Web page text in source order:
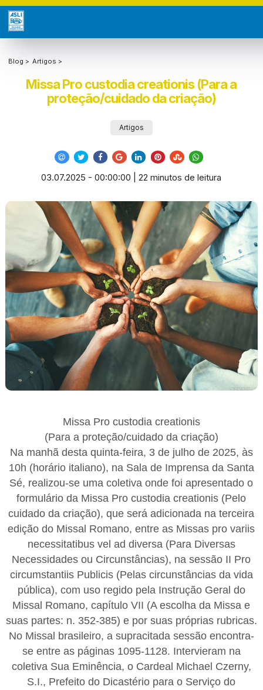
Blog > Artigos >
Missa Pro custodia creationis (Para a
proteção/cuidado da criação)
Artigos
03.07.2025 - 00:00:00 | 22 minutos de leitura
Missa Pro custodia creationis
(Para a proteção/cuidado da criação)
Na manhã desta quinta-feira, 3 de julho de 2025, às
10h (horário italiano), na Sala de Imprensa da Santa
Sé, realizou-se uma coletiva onde foi apresentado o
formulário da Missa Pro custodia creationis (Pelo
cuidado da criação), que será adicionada na terceira
edição do Missal Romano, entre as Missas pro variis
necessitatibus vel ad diversa (Para Diversas
Necessidades ou Circunstâncias), na sessão II Pro
circumstantiis Publicis (Pelas circunstâncias da vida
pública), com uso regido pela Instrução Geral do
Missal Romano, capítulo VII (A escolha da Missa e
suas partes: n. 352-385) e por suas próprias rubricas.
No Missal brasileiro, a supracitada sessão encontra-
se entre as páginas 1095-1128. Intervieram na
coletiva Sua Eminência, o Cardeal Michael Czerny,
S.I., Prefeito do Dicastério para o Serviço do